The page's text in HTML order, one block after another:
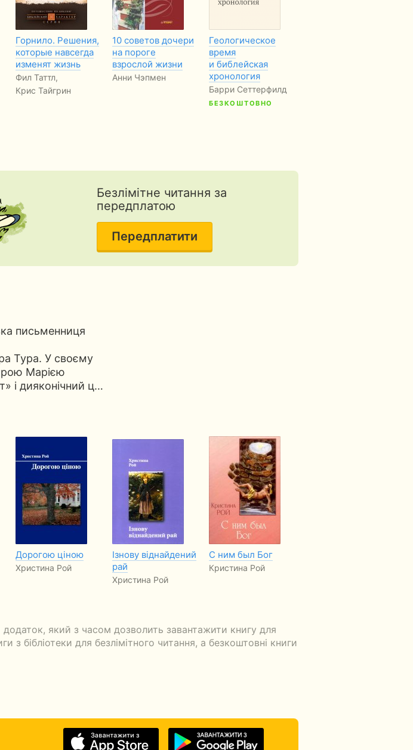
Горнило. Решения,
которые навсегда
изменят жизнь
Фил Таттл,
Крис Тайгрин
10 советов дочери
на пороге
взрослой жизни
Анни Чэпмен
Геологическое
время
и библейская
хронология
Барри Сеттерфилд
БЕЗКОШТОВНО
Безлімітне читання за
передплатою
Передплатити
письменниця
Тура. У своєму
Марією
і дияконічний ц…
Дорогою ціною
Христина Рой
Ізнову віднайдений
рай
Христина Рой
С ним был Бог
Кристина Рой
який з часом дозволить завантажити книгу для
з бібліотеки для безлімітного читання, а безкоштовні книги